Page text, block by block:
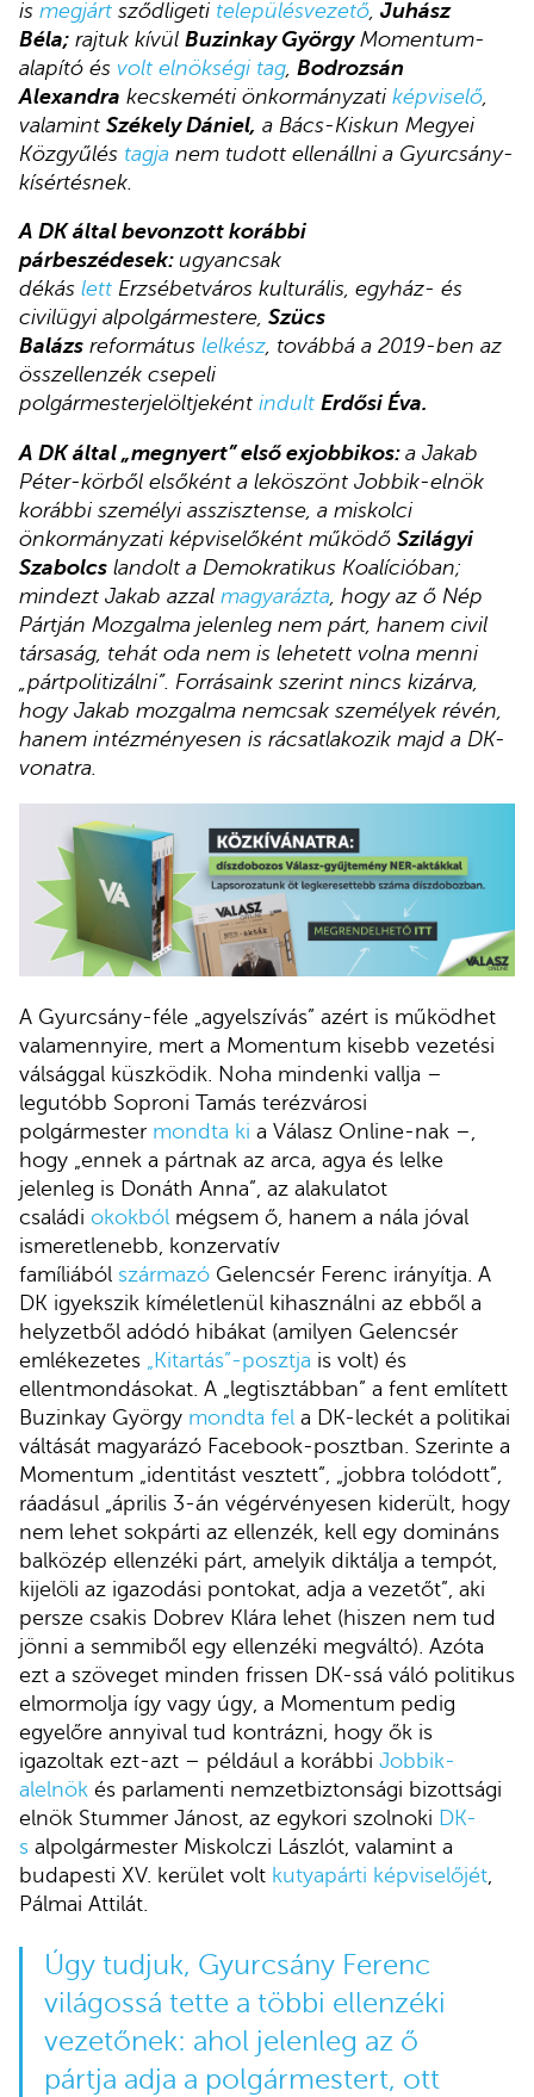
is megjárt sződligeti településvezető Juhász
Béla; rajtuk kívül Buzinkay GyörgyMomentum-
alapító és volt elnökségi tag Bodrozsán
Alexandra kecskeméti önkormányzati képviselő
valamint Székely Dániel, a Bács-Kiskun Megyei
Közgyűlés tagja nem tudott ellenállni a Gyurcsány-
kísértésnek.
A DK által bevonzott korábbi
párbeszédesek: ugyancsak
dékás lett Erzsébetváros kulturális, egyház- és
civilügyi alpolgármestere, Szücs
Balázs református lelkész, továbbá a 2019-ben az
összellenzék csepeli
polgármesterjelöltjeként indult Erdősi Éva.
A DK által „megnyert” első exjobbikos: a Jakab
Péter-körből elsőként a leköszönt Jobbik-elnök
korábbi személyi asszisztense, a miskolci
önkormányzati képviselőként működő Szilágyi
Szabolcs landolt a Demokratikus Koalícióban;
mindezt Jakab azzal magyarázta, hogy az ő Nép
Pártján Mozgalma jelenleg nem párt, hanem civil
társaság, tehát oda nem is lehetett volna menni
„pártpolitizálni”. Forrásaink szerint nincs kizárva,
hogy Jakab mozgalma nemcsak személyek révén,
hanem intézményesen is rácsatlakozik majd a DK-
vonatra.
A Gyurcsány-féle „agyelszívás” azért is működhet
valamennyire, mert a Momentum kisebb vezetési
válsággal küszködik. Noha mindenki vallja –
legutóbb Soproni Tamás terézvárosi
polgármester mondta ki a Válasz Online-nak –,
hogy „ennek a pártnak az arca, agya és lelke
jelenleg is Donáth Anna”, az alakulatot
családi okokból mégsem ő, hanem a nála jóval
ismeretlenebb, konzervatív
famíliából származó Gelencsér Ferenc irányítja. A
DK igyekszik kíméletlenül kihasználni az ebből a
helyzetből adódó hibákat (amilyen Gelencsér
emlékezetes „Kitartás”-posztja is volt) és
ellentmondásokat. A „legtisztábban” a fent említett
Buzinkay György mondta fel a DK-leckét a politikai
váltását magyarázó Facebook-posztban. Szerinte a
Momentum „identitást vesztett”, „jobbra tolódott”,
ráadásul „április 3-án végérvényesen kiderült, hogy
nem lehet sokpárti az ellenzék, kell egy domináns
balközép ellenzéki párt, amelyik diktálja a tempót,
kijelöli az igazodási pontokat, adja a vezetőt”, aki
persze csakis Dobrev Klára lehet (hiszen nem tud
jönni a semmiből egy ellenzéki megváltó). Azóta
ezt a szöveget minden frissen DK-ssá váló politikus
elmormolja így vagy úgy, a Momentum pedig
egyelőre annyival tud kontrázni, hogy ők is
igazoltak ezt-azt – például a korábbi Jobbik-
alelnök és parlamenti nemzetbiztonsági bizottsági
elnök Stummer Jánost, az egykori szolnoki DK-
s alpolgármester Miskolczi Lászlót, valamint a
budapesti XV. kerület volt kutyapárti képviselőjét
Pálmai Attilát.
Úgy tudjuk, Gyurcsány Ferenc
világossá tette a többi ellenzéki
vezetőnek: ahol jelenleg az ő
pártja adja a polgármestert, ott